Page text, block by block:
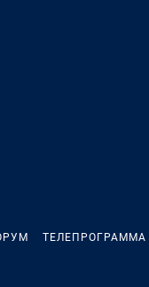
ТЕЛЕПРОГРАММА